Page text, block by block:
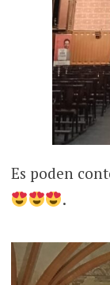
Es poden
.